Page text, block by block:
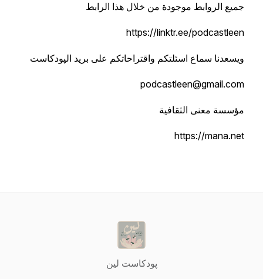
جميع الروابط موجودة من خلال هذا الرابط
ويسعدنا سماع اسئلتكم واقتراحاتكم على بريد الپودكاست
مؤسسة معنى الثقافية
پودكاست لين